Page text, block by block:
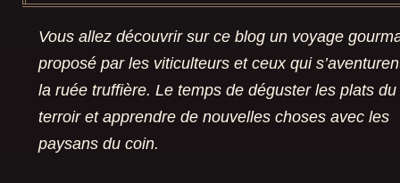
Vous allez découvrir sur ce blog un voyage
proposé par les viticulteurs et ceux qui
la ruée truffière. Le temps de déguster les plats du
terroir et apprendre de nouvelles choses avec les
paysans du coin.